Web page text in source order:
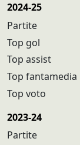
2024-25
Partite
Top gol
Top assist
Top fantamedia
Top voto
2023-24
Partite